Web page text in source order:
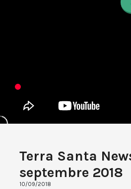
Terra Santa
septembre 2018
10/09/2018